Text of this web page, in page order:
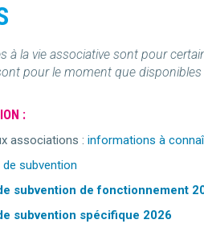
à la vie associative sont pour
pour le moment que
:
associations : informations à
subvention
subvention de fonctionnement
subvention spécifique 2026